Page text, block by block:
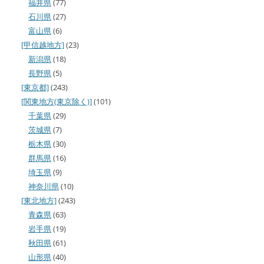
福井県(77)
石川県(27)
富山県(6)
[甲信越地方](23)
新潟県(18)
長野県(5)
[東京都](243)
[関東地方(東京除く)](101)
千葉県(29)
茨城県(7)
栃木県(30)
群馬県(16)
埼玉県(9)
神奈川県(10)
[東北地方](243)
青森県(63)
岩手県(19)
秋田県(61)
山形県(40)